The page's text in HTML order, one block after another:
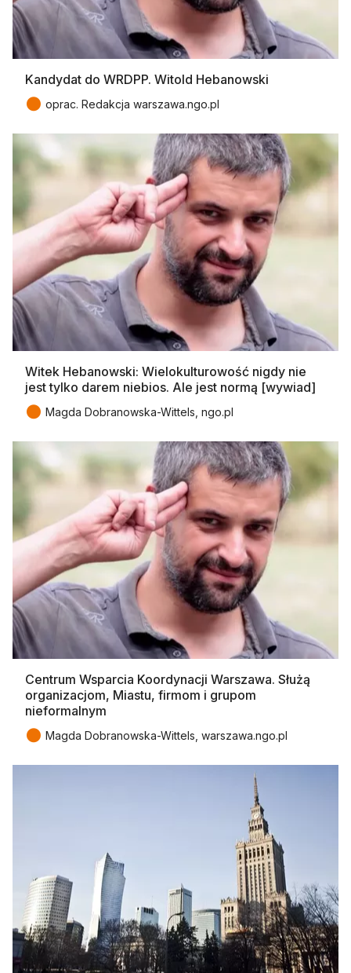
Kandydat do WRDPP. Witold Hebanowski
● oprac. Redakcja warszawa.ngo.pl
Witek Hebanowski: Wielokulturowość nigdy nie
jest tylko darem niebios. Ale jest normą [wywiad]
● Magda Dobranowska-Wittels, ngo.pl
Centrum Wsparcia Koordynacji Warszawa. Służą
organizacjom, Miastu, firmom i grupom
nieformalnym
● Magda Dobranowska-Wittels, warszawa.ngo.pl